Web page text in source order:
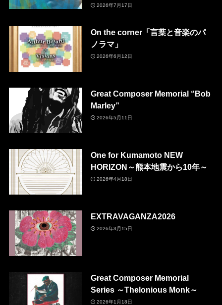
2026年7月17日
On the corner「言葉と音楽のパ
ノラマ」
2026年6月12日
Great Composer Memorial “Bob
Marley”
2026年5月11日
One for Kumamoto NEW
HORIZON～熊本地震から10年～
2026年4月18日
EXTRAVAGANZA2026
2026年3月15日
Great Composer Memorial
Series ～Thelonious Monk～
2026年1月18日